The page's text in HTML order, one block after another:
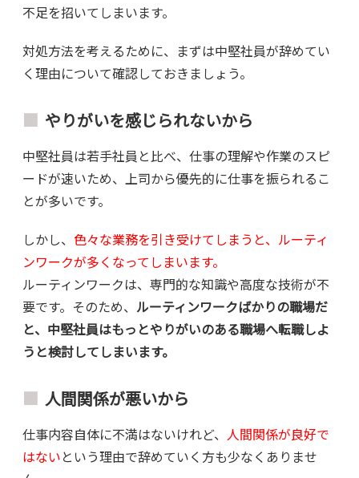
不足を招いてしまいます。
対処方法を考えるために、まずは中堅社員が辞めてい
く理由について確認しておきましょう。
やりがいを感じられないから
中堅社員は若手社員と比べ、仕事の理解や作業のスピ
ードが速いため、上司から優先的に仕事を振られるこ
とが多いです。
しかし、 色々な業務を引き受けてしまうと、ルーティ
ンワークが多くなってしまいます。
ルーティンワークは、専門的な知識や高度な技術が不
要です。そのため、 ルーティンワークばかりの職場だ
と、中堅社員はもっとやりがいのある職場へ転職しよ
うと検討してしまいます。
人間関係が悪いから
仕事内容自体に不満はないけれど、 人間関係が良好で
はないという理由で辞めていく方も少なくありませ